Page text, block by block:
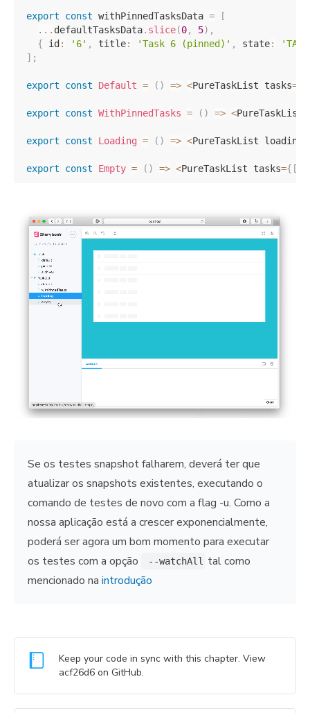
export const withPinnedTasksData =
[
... defaultTasksData. slice(0, 5) ,
{ id : '6' , title: 'Task 6 (pinned)' , state:
] ;
export const Default = ( ) => <PureTaskList tasks=
export const WithPinnedTasks = ( ) => <PureTaskList
export const Loading = ( ) => <PureTaskList loading
export const Empty = ( ) => <PureTaskList tasks={ [
Se os testes snapshot falharem, deverá ter que
atualizar os snapshots existentes, executando o
comando de testes de novo com a flag -u. Como a
nossa aplicação está a crescer exponencialmente,
poderá ser agora um bom momento para executar
os testes com a opção
--watchAll tal como
mencionado na introdução
Keep your code in sync with this chapter. View
acf26d6 on GitHub.